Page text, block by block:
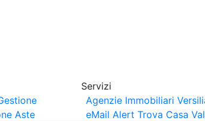
Aste
Servizi
Agenzie Immobiliari
eMail Alert Trova Casa